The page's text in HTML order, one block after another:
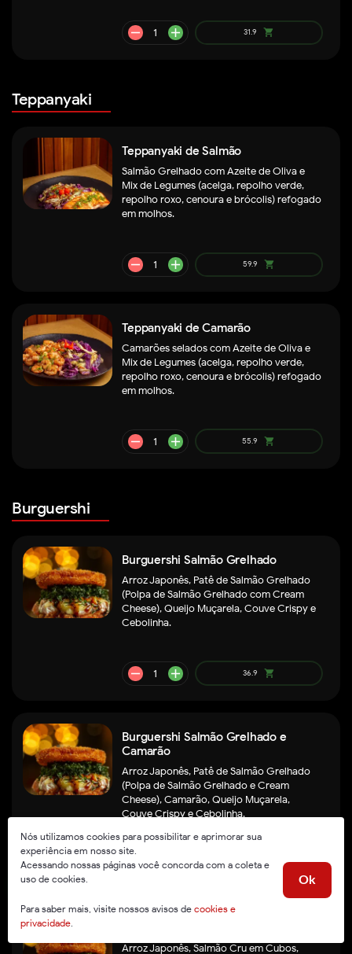
remove add
remove add 39.9
Teppanyaki
Teppanyaki de Salmão
Salmão Grelhado com Azeite de Oliva e
Mix de Legumes (acelga, repolho verde,
repolho roxo, cenoura e brócolis) refogado
em molhos.
Teppanyaki de Camarão
Camarões selados com Azeite de Oliva e
Mix de Legumes (acelga, repolho verde,
repolho roxo, cenoura e brócolis) refogado
em molhos.
Burguershi
Burguershi Salmão Grelhado
Arroz Japonês, Patê de Salmão Grelhado
(Polpa de Salmão Grelhado com Cream
Cheese), Queijo Muçarela, Couve Crispy e
Cebolinha.
Burguershi Salmão Grelhado e
Camarão
Arroz Japonês, Patê de Salmão Grelhado
(Polpa de Salmão Grelhado e Cream
Cheese), Camarão, Queijo Muçarela,
Couve Crispy e Cebolinha.
Arroz Japonês, Salmão Cru em Cubos,
Nós utilizamos cookies para possibilitar e aprimorar sua
experiência em nosso site.
Acessando nossas páginas você concorda com a coleta e
uso de cookies.
Para saber mais, visite nossos avisos de cookies e
privacidade.
Ok